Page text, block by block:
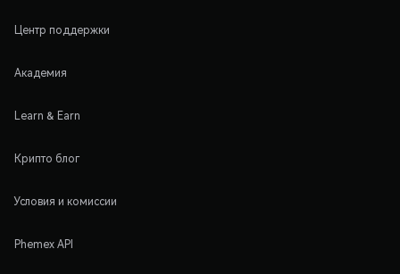
Центр поддержки
Академия
Learn & Earn
Крипто блог
Условия и комиссии
Phemex API